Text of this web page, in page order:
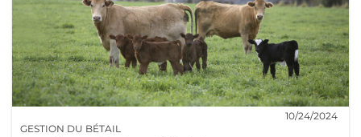
GESTION DU BÉTAIL
10/24/2024